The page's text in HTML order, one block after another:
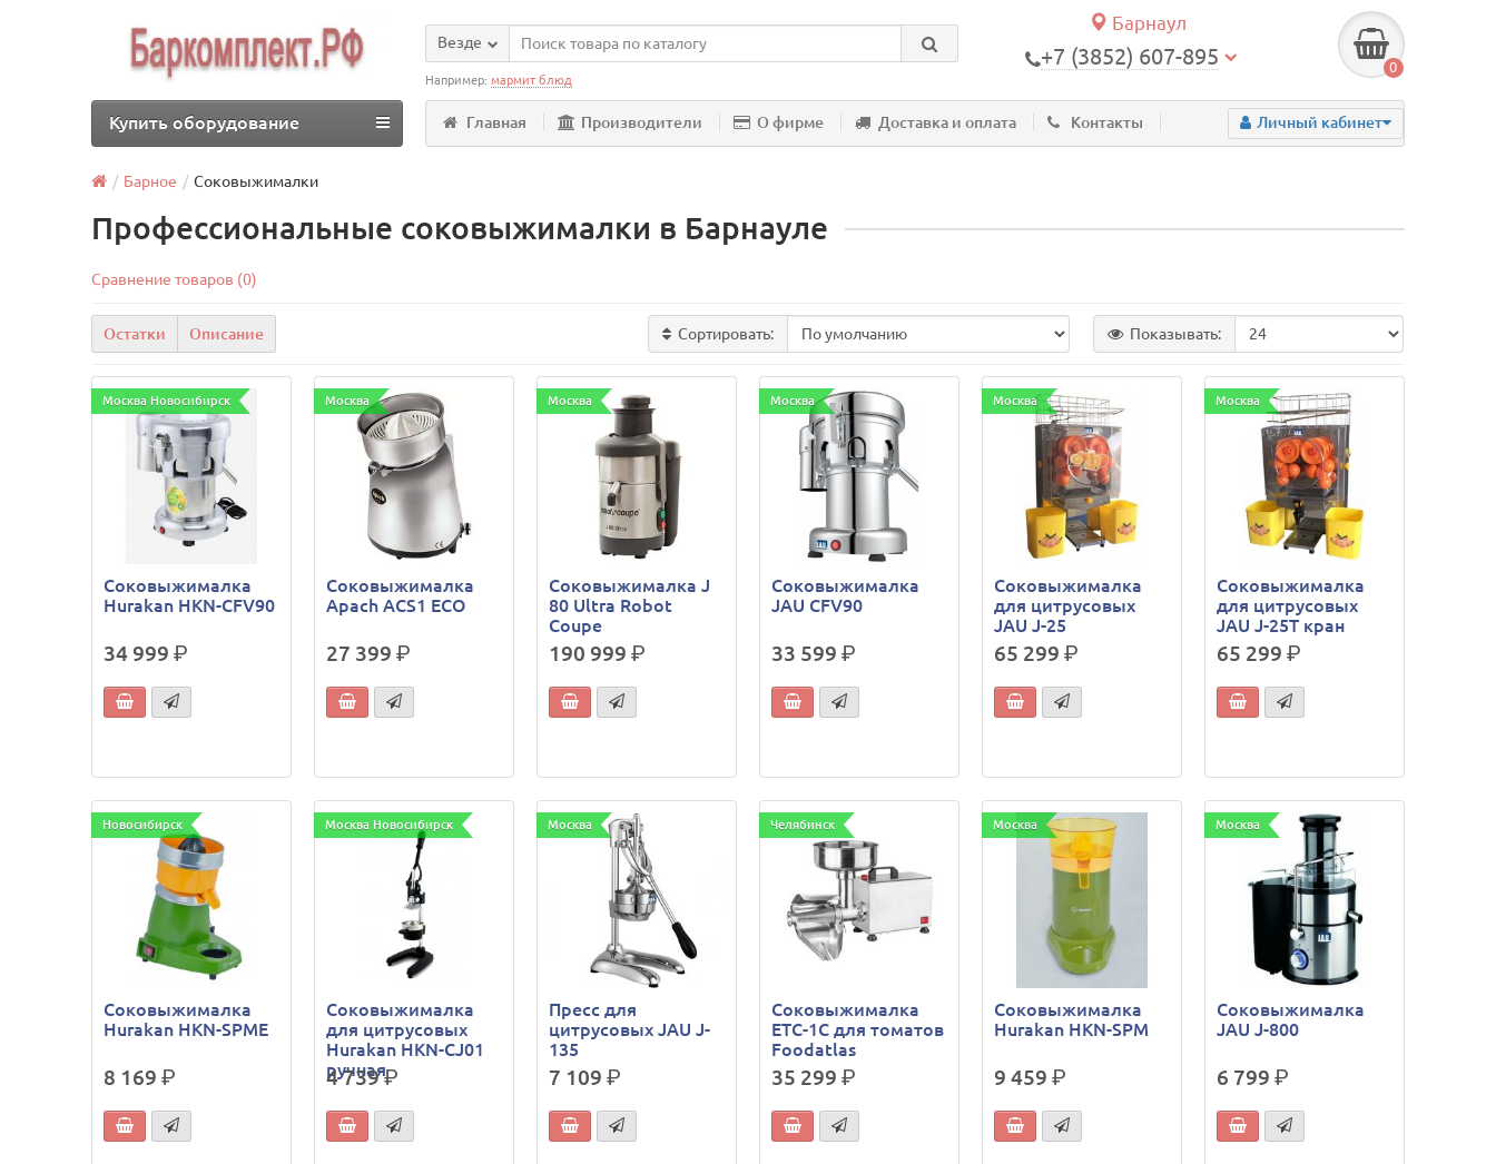
Барнаул
+7 (3852) 607-895 0
Везде
Например:мармит блюд
Главная Производители О фирме Доставка и оплата Контакты Личный кабинет
Купить оборудование
Барное Соковыжималки
Профессиональные соковыжималки в Барнауле
Сравнение товаров (0)
Остатки Описание Сортировать: Показывать:
Москва Новосибирск
Соковыжималка
Hurakan HKN-CFV90
34 999р.
Москва
Соковыжималка
Apach ACS1 ECO
27 399р.
Москва
Соковыжималка J
80 Ultra Robot
Coupe
190 999р.
Москва
Соковыжималка
JAU CFV90
33 599 р.
Москва
Соковыжималка
для цитрусовых
JAU J-25
65 299 р.
Москва
Соковыжималка
для цитрусовых
JAU J-25T кран
65 299 р.
Новосибирск
Соковыжималка
Hurakan HKN-SPME
8 169р.
Москва Новосибирск
Соковыжималка
для цитрусовых
Hurakan HKN-CJ01
ручная
4 739р.
Москва
Пресс для
цитрусовых JAU J-
135
7 109р.
Челябинск
Соковыжималка
ETC-1C для томатов
Foodatlas
35 299 р.
Москва
Соковыжималка
Hurakan HKN-SPM
9 459 р.
Москва
Соковыжималка
JAU J-800
6 799 р.